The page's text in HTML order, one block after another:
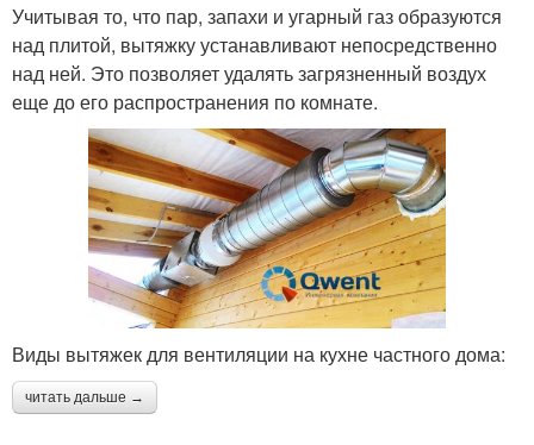
Учитывая то, что пар, запахи и угарный газ образуются
над плитой, вытяжку устанавливают непосредственно
над ней. Это позволяет удалять загрязненный воздух
еще до его распространения по комнате.
Виды вытяжек для вентиляции на кухне частного дома:
читать дальше →